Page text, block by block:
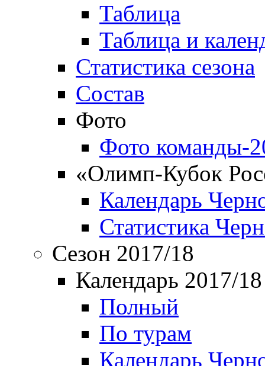
Таблица
Таблица и
Статистика сезона
Состав
Фото
Фото команды-
«Олимп-Кубок
Календарь
Статистика
Сезон 2017/18
Календарь 2017/18
Полный
По турам
Календарь